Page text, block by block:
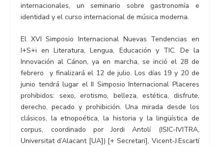
internacionales, un seminario sobre gastronomía e
identidad y el curso internacional de música moderna.
El XVI Simposio Internacional Nuevas Tendencias en
I+S+i en Literatura, Lengua, Educación y TIC. De la
Innovación al Cánon, ya en marcha, se inció el 28 de
febrero y finalizará el 12 de julio. Los días 19 y 20 de
junio tendrá lugar el II Simposio Internacional Placeres
prohibidos: sexo, erotismo, belleza, estética, disfrute,
derecho, pecado y prohibición. Una mirada desde los
clásicos, la etnopoética, la historia y la lingüística de
corpus, coordinado por Jordi Antolí (ISIC-IVITRA,
Universitat d’Alacant [UA]) [+ Secretari], Vicent-J.Escartí